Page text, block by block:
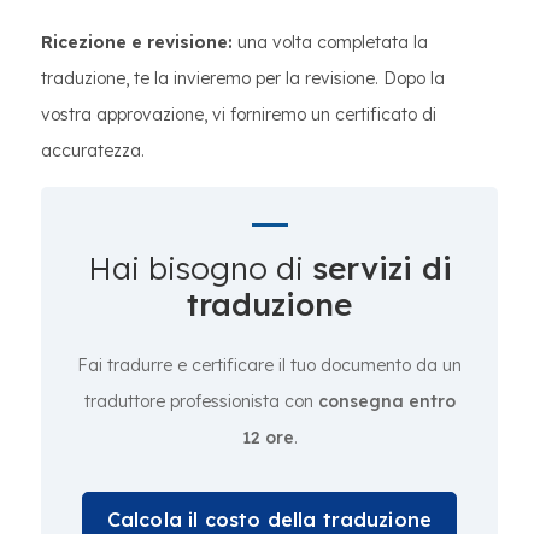
Ricezione e revisione: una volta completata la
traduzione, te la invieremo per la revisione. Dopo la
vostra approvazione, vi forniremo un certificato di
accuratezza.
Hai bisogno di servizi di
traduzione
Fai tradurre e certificare il tuo documento da un
traduttore professionista con consegna entro
12 ore.
Calcola il costo della traduzione